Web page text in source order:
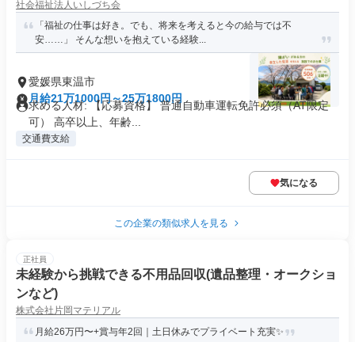
社会福祉法人いしづち会
「福祉の仕事は好き。でも、将来を考えると今の給与では不
安……」 そんな想いを抱えている経験...
愛媛県東温市
月給21万1000円～25万1800円
求める人材: 【応募資格】 普通自動車運転免許必須（AT限定
可） 高卒以上、年齢...
交通費支給
気になる
この企業の類似求人を見る
正社員
未経験から挑戦できる不用品回収(遺品整理・オークショ
ンなど)
株式会社片岡マテリアル
月給26万円〜+賞与年2回｜土日休みでプライベート充実✨